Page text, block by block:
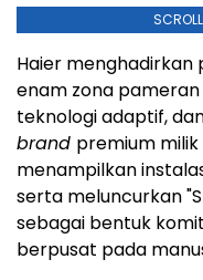
Haier menghadirkan
enam zona
teknologi adaptif,
brand premium milik
menampilkan
serta meluncurkan
sebagai bentuk
berpusat pada